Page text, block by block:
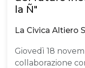
la Ñ"
La Civica Altiero
Giovedì 18
collaborazione